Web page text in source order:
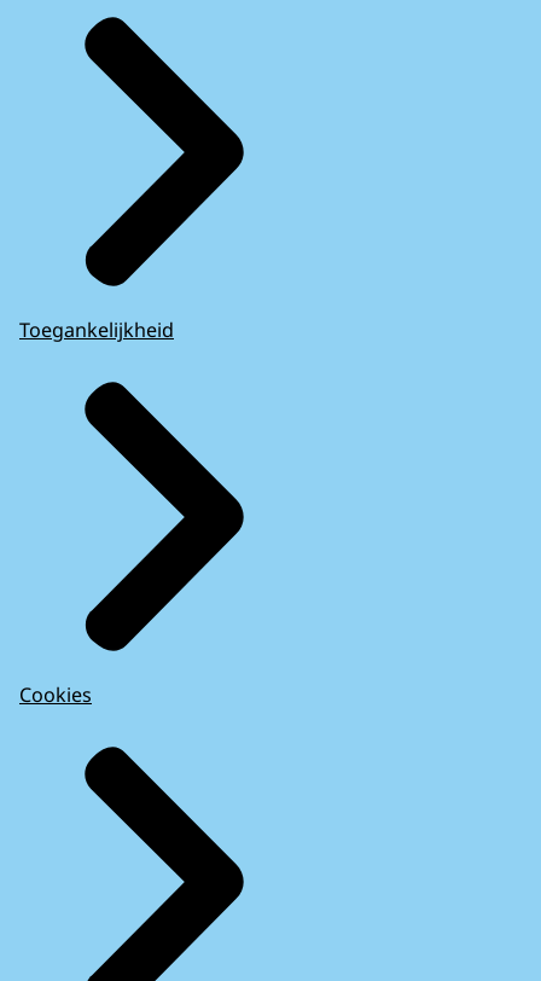
Toegankelijkheid
Cookies